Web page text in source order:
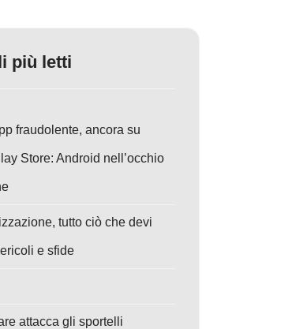
più letti
fraudolente, ancora su
Store: Android nell’occhio
tutto ciò che devi
e sfide
attacca gli sportelli